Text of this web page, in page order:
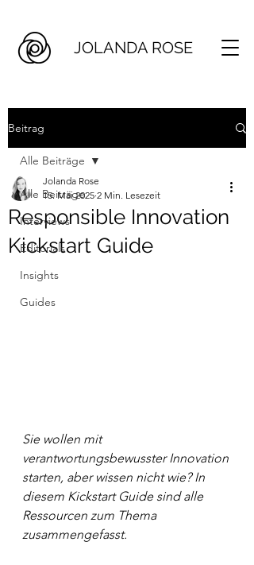
JOLANDA ROSE
Beitrag
Alle Beiträge
Interviews
Editorials
Insights
Guides
Alle Beiträge
Responsible Innovation
Kickstart Guide
Jolanda Rose
15. Mai 2025 2 Min. Lesezeit
Sie wollen mit
verantwortungsbewusster Innovation
starten, aber wissen nicht wie? In
diesem Kickstart Guide sind alle
Ressourcen zum Thema
zusammengefasst.